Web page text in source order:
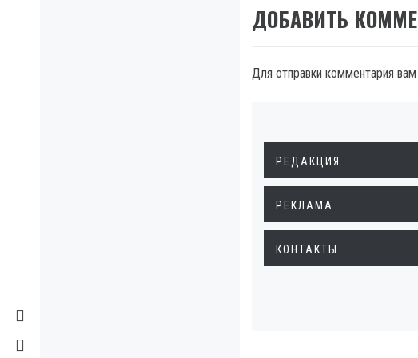
ДОБАВИТЬ
Для отправки комментария
РЕДАКЦИЯ
РЕКЛАМА
КОНТАКТЫ